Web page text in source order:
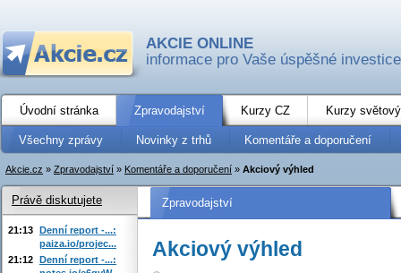
AKCIE ONLINE
informace pro Vaše úspěšné investice
Úvodní stránka Zpravodajství Kurzy CZ Kurzy
Všechny zprávy Novinky z trhů Komentáře a doporučení
Akcie.cz » Zpravodajství » Komentáře a doporučení » Akciový výhled
Zpravodajství
Akciový výhled
Právě diskutujete
21:13 Denní report -...:
paiza.io/projec...
21:12 Denní report -...: